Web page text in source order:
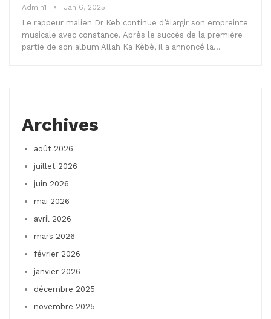
Admin1 Jan 6, 2025
Le rappeur malien Dr Keb continue d’élargir son empreinte
musicale avec constance. Après le succès de la première
partie de son album Allah Ka Kèbè, il a annoncé la…
Archives
août 2026
juillet 2026
juin 2026
mai 2026
avril 2026
mars 2026
février 2026
janvier 2026
décembre 2025
novembre 2025